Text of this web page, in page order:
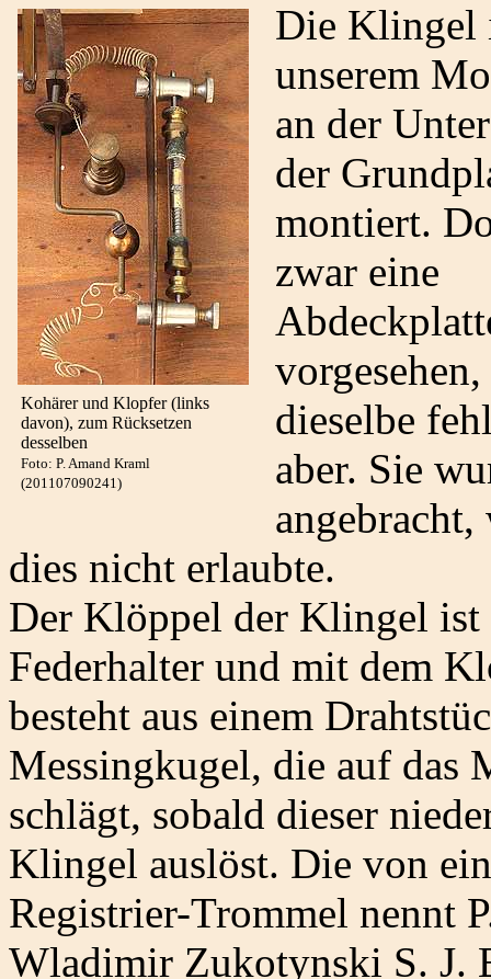
Kohärer und Klopfer (links
davon), zum Rücksetzen
desselben
Foto: P. Amand Kraml
(201107090241)
Die Klingel
unserem
an der
der
montiert.
zwar eine
vorgesehen,
dieselbe
aber. Sie
dies nicht erlaubte.
Der Klöppel der Klingel
Federhalter und mit dem
besteht aus einem
Messingkugel, die auf das
schlägt, sobald dieser
Klingel auslöst. Die von
Registrier-Trommel nennt
Wladimir Zukotynski S. J.